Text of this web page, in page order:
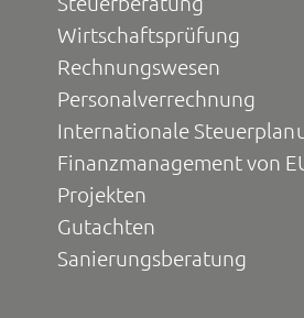
Wirtschaftsprüfung
Rechnungswesen
Personalverrechnung
Internationale
Finanzmanagement von
Projekten
Gutachten
Sanierungsberatung